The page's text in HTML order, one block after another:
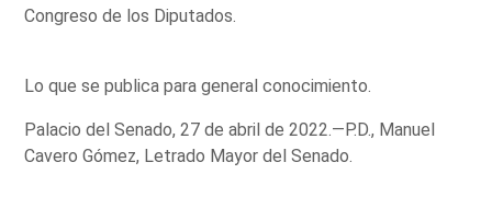
Congreso de los Diputados.
Lo que se publica para general conocimiento.
Palacio del Senado, 27 de abril de 2022.—P.D., Manuel
Cavero Gómez, Letrado Mayor del Senado.